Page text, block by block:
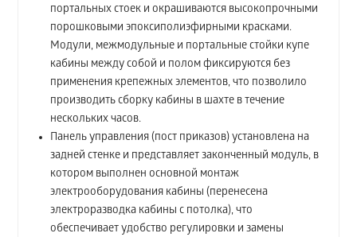
портальных стоек и окрашиваются высокопрочными
порошковыми эпоксиполиэфирными красками.
Модули, межмодульные и портальные стойки купе
кабины между собой и полом фиксируются без
применения крепежных элементов, что позволило
производить сборку кабины в шахте в течение
нескольких часов.
Панель управления (пост приказов) установлена на
задней стенке и представляет законченный модуль, в
котором выполнен основной монтаж
электрооборудования кабины (перенесена
электроразводка кабины с потолка), что
обеспечивает удобство регулировки и замены